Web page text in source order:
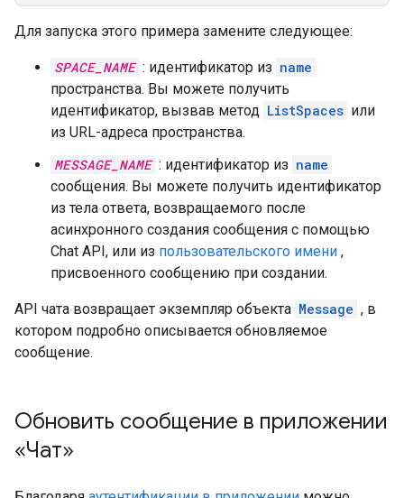
Для запуска этого примера замените следующее:
SPACE_NAME : идентификатор из name
пространства. Вы можете получить
идентификатор, вызвав метод ListSpaces или
из URL-адреса пространства.
MESSAGE_NAME : идентификатор из name
сообщения. Вы можете получить идентификатор
из тела ответа, возвращаемого после
асинхронного создания сообщения с помощью
Chat API, или из пользовательского имени ,
присвоенного сообщению при создании.
API чата возвращает экземпляр объекта Message , в
котором подробно описывается обновляемое
сообщение.
Обновить сообщение в приложении
«Чат»